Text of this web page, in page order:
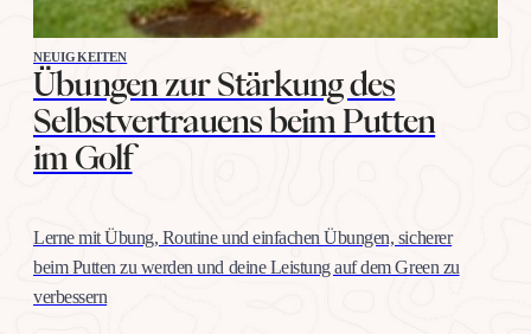
NEUIGKEITEN
Übungen zur Stärkung des
Selbstvertrauens beim Putten
im Golf
Lerne mit Übung, Routine und einfachen Übungen, sicherer
beim Putten zu werden und deine Leistung auf dem Green zu
verbessern